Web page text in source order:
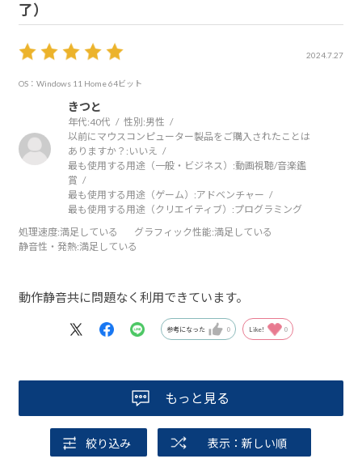
了）
2024.7.27
OS：Windows 11 Home 64ビット
きつと
年代:40代 性別:男性
以前にマウスコンピューター製品をご購入されたことは
ありますか？: いいえ
最も使用する用途（一般・ビジネス）:動画視聴/音楽鑑
賞
最も使用する用途（ゲーム）:アドベンチャー
最も使用する用途（クリエイティブ）:プログラミング
処理速度:満足している グラフィック性能:満足している
静音性・発熱:満足している
動作静音共に問題なく利用できています。
参考になった 0 Like! 0
もっと見る
絞り込み 表示：新しい順